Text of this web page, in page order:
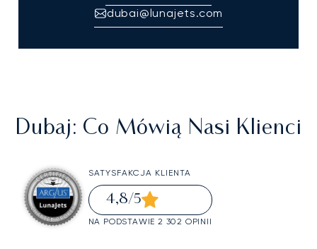
dubai@lunajets.com
Dubaj: Co Mówią Nasi Klienci
SATYSFAKCJA KLIENTA
4,8/5
NA PODSTAWIE 2 302 OPINII